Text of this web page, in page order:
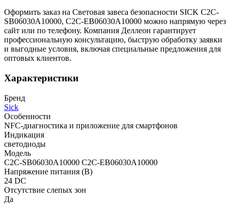
Оформить заказ на Световая завеса безопасности SICK C2C-
SB06030A10000, C2C-EB06030A10000 можно напрямую через
сайт или по телефону. Компания Деллеон гарантирует
профессиональную консультацию, быструю обработку заявки
и выгодные условия, включая специальные предложения для
оптовых клиентов.
Характеристики
Бренд
Sick
Особенности
NFC-диагностика и приложение для смартфонов
Индикация
светодиоды
Модель
C2C-SB06030A10000 C2C-EB06030A10000
Напряжение питания (В)
24 DC
Отсутствие слепых зон
Да